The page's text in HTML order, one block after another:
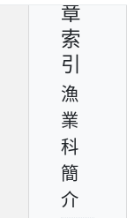
章
索
引
漁
業
科
簡
介